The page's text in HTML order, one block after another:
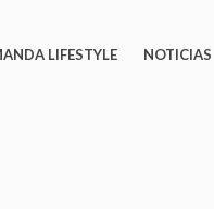
LIFESTYLE NOTICIAS